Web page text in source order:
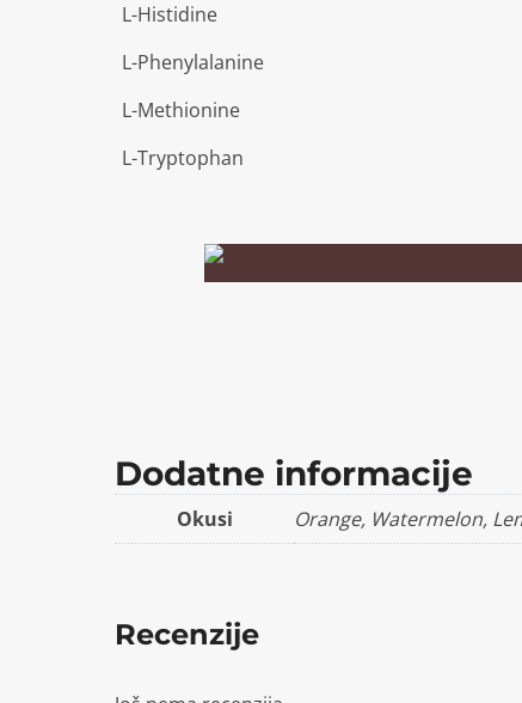
L-Histidine
L-Phenylalanine
L-Methionine
L-Tryptophan
Dodatne informacije
Okusi Orange, Watermelon,
Recenzije